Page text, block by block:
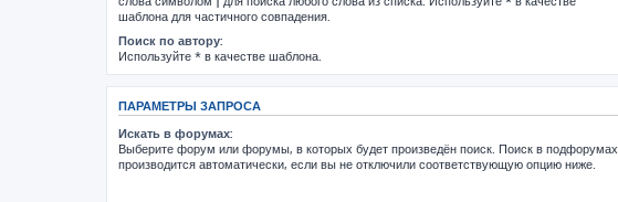
шаблона для частичного совпадения.
Поиск по автору:
Используйте * в качестве шаблона.
ПАРАМЕТРЫ ЗАПРОСА
Искать в форумах:
Выберите форум или форумы, в которых будет произведён поиск. Поиск в подфорумах
производится автоматически, если вы не отключили соответствующую опцию ниже.